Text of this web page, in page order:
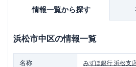
情報一覧から探す
浜松市中区の情報一覧
名称 みずほ銀行 浜松支